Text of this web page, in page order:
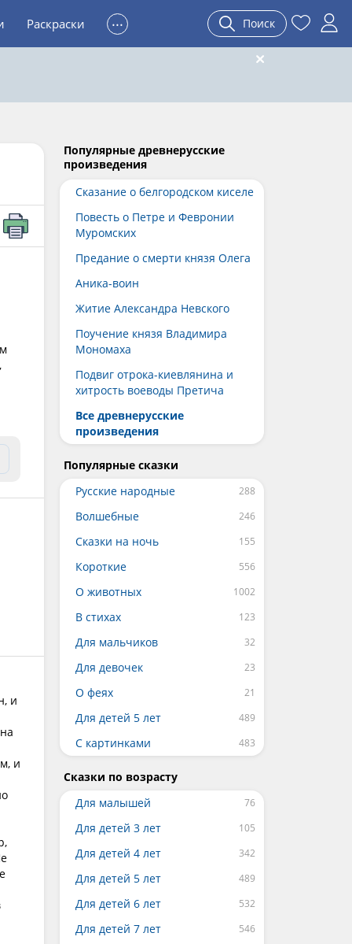
Раскраски ... Поиск
и
и
Популярные древнерусские
произведения
Сказание о белгородском киселе
Повесть о Петре и Февронии
Муромских
Предание о смерти князя Олега
Аника-воин
Житие Александра Невского
Поучение князя Владимира
Мономаха
Подвиг отрока-киевлянина и
хитрость воеводы Претича
Все древнерусские
произведения
Популярные сказки
Русские народные
Волшебные
Сказки на ночь
Короткие
О животных
В стихах
Для мальчиков
Для девочек
О феях
Для детей 5 лет
С картинками
Сказки по возрасту
Для малышей
Для детей 3 лет
Для детей 4 лет
Для детей 5 лет
Для детей 6 лет
Для детей 7 лет